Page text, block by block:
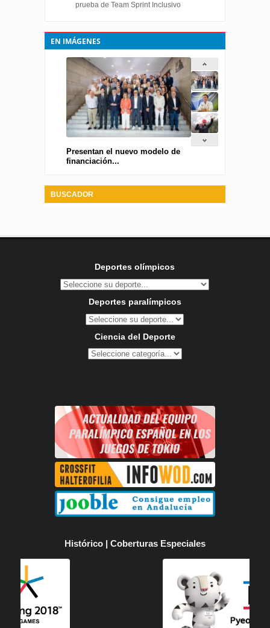
prueba de Team Sprint Inclusivo
EN IMÁGENES
Presentan el nuevo modelo de
financiación...
BUSCADOR
Deportes olímpicos
Deportes paralímpicos
Ciencia del Deporte
Histórico | Coberturas Especiales